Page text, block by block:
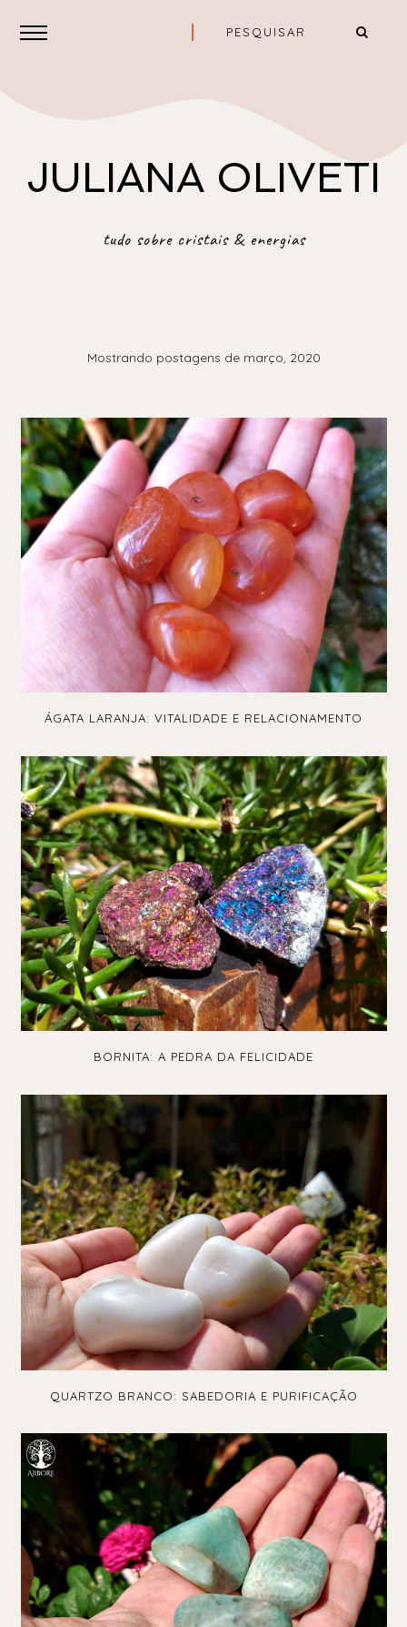
JULIANA OLIVETI
tudo sobre cristais & energias
Mostrando postagens de março, 2020
ÁGATA LARANJA: VITALIDADE E RELACIONAMENTO
BORNITA: A PEDRA DA FELICIDADE
QUARTZO BRANCO: SABEDORIA E PURIFICAÇÃO